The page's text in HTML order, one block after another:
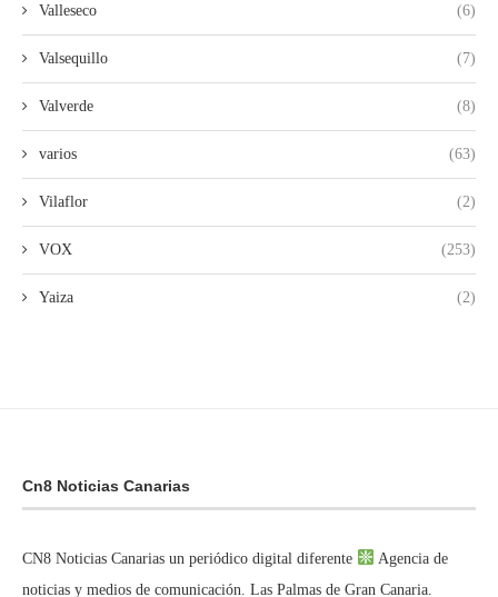
Valleseco (6)
Valsequillo (7)
Valverde (8)
varios (63)
Vilaflor (2)
VOX (253)
Yaiza (2)
Cn8 Noticias Canarias
CN8 Noticias Canarias un periódico digital diferente
Agencia de
noticias y medios de comunicación. Las Palmas de Gran Canaria.